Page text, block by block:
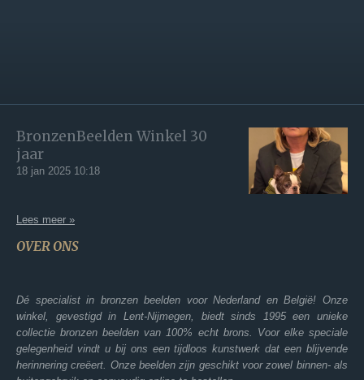
BronzenBeelden Winkel 30
jaar
18 jan 2025 10:18
Lees meer »
OVER ONS
Dé specialist in bronzen beelden voor Nederland en België! Onze
winkel, gevestigd in Lent-Nijmegen, biedt sinds 1995 een unieke
collectie bronzen beelden van 100% echt brons. Voor elke speciale
gelegenheid vindt u bij ons een tijdloos kunstwerk dat een blijvende
herinnering creëert. Onze beelden zijn geschikt voor zowel binnen- als